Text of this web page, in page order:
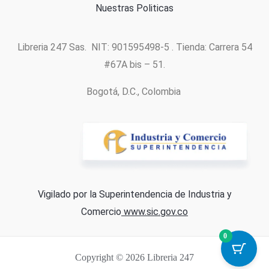
Nuestras Politicas
Libreria 247 Sas. NIT: 901595498-5 . Tienda: Carrera 54
#67A bis – 51.
Bogotá, D.C., Colombia
Vigilado por la Superintendencia de Industria y
Comercio www.sic.gov.co
Copyright © 2026 Libreria 247
0